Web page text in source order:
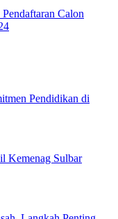
Calon
Pendidikan di
Kemenag Sulbar